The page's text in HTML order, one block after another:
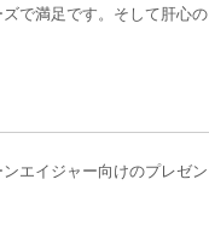
で満足です。そして肝心の
エイジャー向けのプレゼン